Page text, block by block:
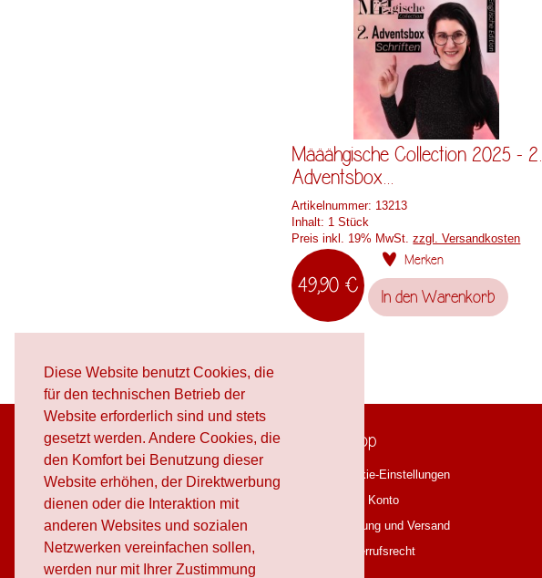
Diese Website benutzt Cookies, die
für den technischen Betrieb der
Website erforderlich sind und stets
gesetzt werden. Andere Cookies, die
den Komfort bei Benutzung dieser
Website erhöhen, der Direktwerbung
dienen oder die Interaktion mit
anderen Websites und sozialen
Netzwerken vereinfachen sollen,
werden nur mit Ihrer Zustimmung
Määähgische Collection 2025 - 2.
Adventsbox...
Artikelnummer: 13213
Inhalt: 1 Stück
Preis inkl. 19% MwSt.zzgl. Versandkosten
49,90 €
Merken
In den Warenkorb
schafproduction
Über schafproduction
OnlineShop
Workshops
Blog
Shop
Cookie-Einstellungen
Mein Konto
Zahlung und Versand
Widerrufsrecht